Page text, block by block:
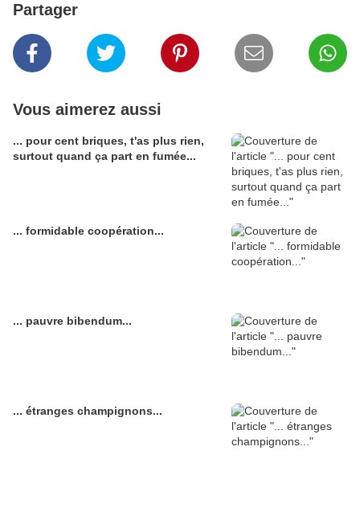
Partager
Vous aimerez aussi
... pour cent briques, t'as plus rien,
surtout quand ça part en fumée...
... formidable coopération...
... pauvre bibendum...
... étranges champignons...